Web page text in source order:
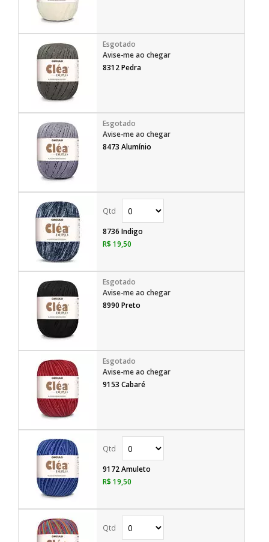
Avise-me ao chegar
8312 Pedra
Avise-me ao chegar
8473 Alumínio
8736 Indigo
R$ 19,50
Avise-me ao chegar
8990 Preto
Avise-me ao chegar
9153 Cabaré
9172 Amuleto
R$ 19,50